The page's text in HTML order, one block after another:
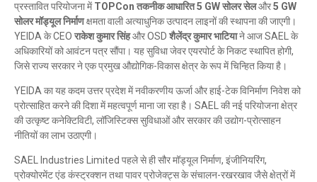
प्रस्तावित परियोजना मेंTOPCon तकनीक आधारित 5 GW सोलर सेलऔर5 GW
सोलर मॉड्यूल निर्माणक्षमता वाली अत्याधुनिक उत्पादन लाइनों की स्थापना की जाएगी।
YEIDA के CEO राकेश कुमार सिंहऔर OSD शैलेंद्र कुमार भाटियाने आज SAEL के
अधिकारियों को आवंटन पत्र सौंपा। यह सुविधा जेवर एयरपोर्ट के निकट स्थापित होगी,
जिसे राज्य सरकार ने एक प्रमुख औद्योगिक-विकास क्षेत्र के रूप में चिन्हित किया है।
YEIDA का यह कदम उत्तर प्रदेश में नवीकरणीय ऊर्जा और हाई-टेक विनिर्माण निवेश को
प्रोत्साहित करने की दिशा में महत्वपूर्ण माना जा रहा है। SAEL की नई परियोजना क्षेत्र
की उत्कृष्ट कनेक्टिविटी, लॉजिस्टिक्स सुविधाओं और सरकार की उद्योग-प्रोत्साहन
नीतियों का लाभ उठाएगी।
SAEL Industries Limited पहले से ही सौर मॉड्यूल निर्माण, इंजीनियरिंग,
प्रोक्योरमेंट एंड कंस्ट्रक्शन तथा पावर प्रोजेक्ट्स के संचालन-रखरखाव जैसे क्षेत्रों में